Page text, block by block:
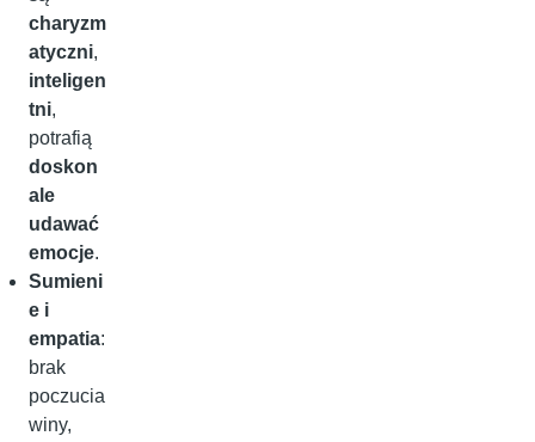
charyzm
atyczni,
inteligen
tni,
potrafią
doskon
ale
udawać
emocje.
Sumieni
e i
empatia:
brak
poczucia
winy,